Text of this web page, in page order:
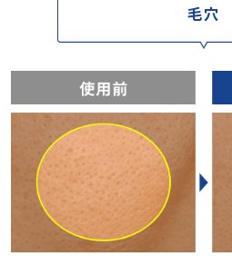
毛穴